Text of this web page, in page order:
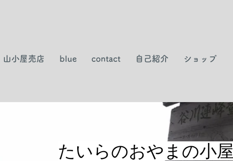
山小屋売店 blue contact 自己紹介 ショップ
​たいらのおやまの小屋